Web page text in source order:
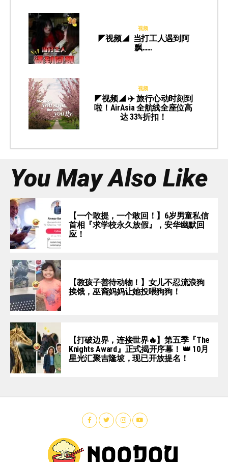
视频
◤视频◢ 当打工人遇到阿
飘……
视频
◤视频◢ ✈️ 旅行心动时刻到
啦！AirAsia 全航线全座位高
达 33%折扣！
You May Also Like
【一个敢提，一个敢回！】6岁男童私信
首相『求学校永久放假』，安华幽默回
应！
【教孩子善待动物！】女儿不忍流浪狗
挨饿，巫裔妈妈让她投喂狗狗！
【打破边界，连接世界🔥】第五季『The
Knights Award』正式揭开序幕！ 👑 10月
星光汇聚吉隆坡，现已开放提名！